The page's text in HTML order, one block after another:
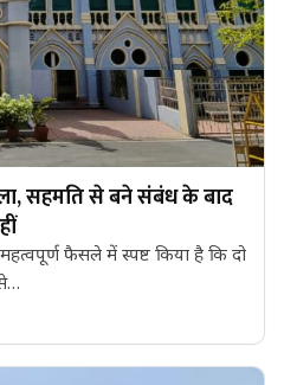
सहमति से बने संबंध के बाद
फैसले में स्पष्ट किया है कि दो